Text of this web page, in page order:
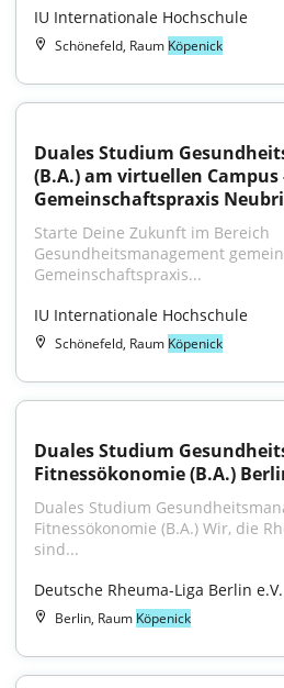
IU Internationale Hochschule
Schönefeld, Raum Köpenick
Duales Studium
(B.A.) am virtuellen Campus
Gemeinschaftspraxis
Starte Deine Zukunft im Bereich
Gesundheitsmanagement
Gemeinschaftspraxis...
IU Internationale Hochschule
Schönefeld, Raum Köpenick
Duales Studium
Fitnessökonomie (B.A.)
Duales Studium
Fitnessökonomie (B.A.) Wir, die
sind...
Deutsche Rheuma-Liga Berlin e.V.
Berlin, Raum Köpenick